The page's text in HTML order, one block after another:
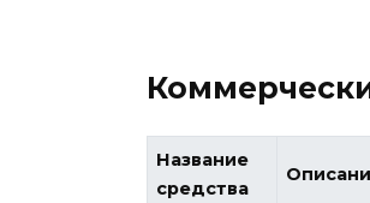
Название
средства